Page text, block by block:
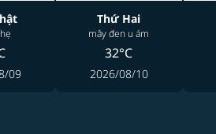
09
Thứ Hai
mây đen u ám
32°C
2026/08/10